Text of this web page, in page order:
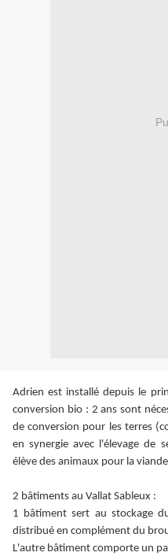
Adrien est installé depuis le
conversion bio : 2 ans sont
de conversion pour les terres
en synergie avec l'élevage de
élève des animaux pour la
2 bâtiments au Vallat Sableux :
1 bâtiment sert au stockage
distribué en complément du
L'autre bâtiment comporte un